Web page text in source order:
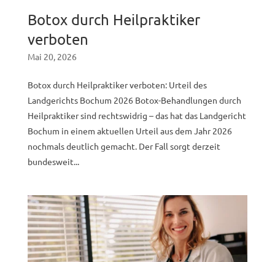
Botox durch Heilpraktiker
verboten
Mai 20, 2026
Botox durch Heilpraktiker verboten: Urteil des
Landgerichts Bochum 2026 Botox-Behandlungen durch
Heilpraktiker sind rechtswidrig – das hat das Landgericht
Bochum in einem aktuellen Urteil aus dem Jahr 2026
nochmals deutlich gemacht. Der Fall sorgt derzeit
bundesweit...